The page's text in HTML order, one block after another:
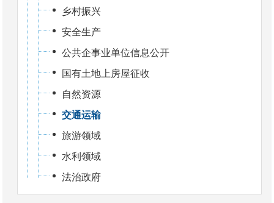
乡村振兴
安全生产
公共企事业单位信息公开
国有土地上房屋征收
自然资源
交通运输
旅游领域
水利领域
法治政府